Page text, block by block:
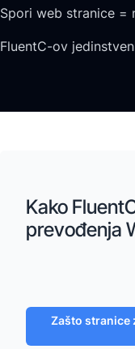
Spori web stranice =
FluentC-ov
Kako
prevođenja
Zašto stranice